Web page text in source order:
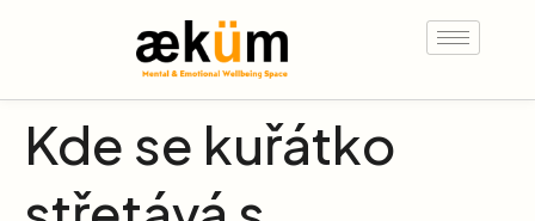
Kde se kuřátko